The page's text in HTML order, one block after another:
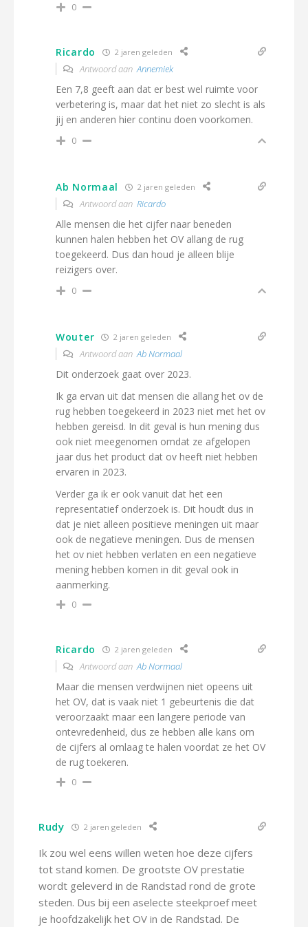
0
Ricardo 2 jaren geleden
Antwoord aanAnnemiek
Een 7,8 geeft aan dat er best wel ruimte voor
verbetering is, maar dat het niet zo slecht is als
jij en anderen hier continu doen voorkomen.
0
Ab Normaal 2 jaren geleden
Antwoord aan Ricardo
Alle mensen die het cijfer naar beneden
kunnen halen hebben het OV allang de rug
toegekeerd. Dus dan houd je alleen blije
reizigers over.
0
Wouter 2 jaren geleden
Antwoord aanAb Normaal
Dit onderzoek gaat over 2023.
Ik ga ervan uit dat mensen die allang het ov de
rug hebben toegekeerd in 2023 niet met het ov
hebben gereisd. In dit geval is hun mening dus
ook niet meegenomen omdat ze afgelopen
jaar dus het product dat ov heeft niet hebben
ervaren in 2023.
Verder ga ik er ook vanuit dat het een
representatief onderzoek is. Dit houdt dus in
dat je niet alleen positieve meningen uit maar
ook de negatieve meningen. Dus de mensen
het ov niet hebben verlaten en een negatieve
mening hebben komen in dit geval ook in
aanmerking.
0
Ricardo 2 jaren geleden
Antwoord aanAb Normaal
Maar die mensen verdwijnen niet opeens uit
het OV, dat is vaak niet 1 gebeurtenis die dat
veroorzaakt maar een langere periode van
ontevredenheid, dus ze hebben alle kans om
de cijfers al omlaag te halen voordat ze het OV
de rug toekeren.
0
Rudy 2 jaren geleden
Ik zou wel eens willen weten hoe deze cijfers
tot stand komen. De grootste OV prestatie
wordt geleverd in de Randstad rond de grote
steden. Dus bij een aselecte steekproef meet
je hoofdzakelijk het OV in de Randstad. De